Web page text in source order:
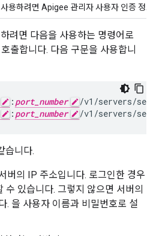
용하려면 Apigee 관리자 사용자 인증 정보
려면 다음을 사용하는 명령어로
출합니다. 다음 구문을 사용합니
: port_number
: port_number /v1/servers/
습니다.
버의 IP 주소입니다. 로그인한 경우
있습니다. 그렇지 않으면 서버의
. 을 사용자 이름과 비밀번호로 설